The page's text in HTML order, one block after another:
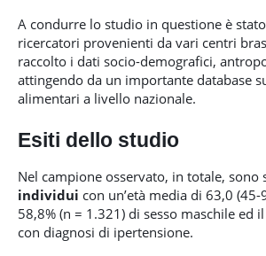
A condurre lo studio in questione è
ricercatori provenienti da vari centri
raccolto i dati socio-demografici,
attingendo da un importante database
alimentari a livello nazionale.
Esiti dello studio
Nel campione osservato, in totale, sono
individui con un’età media di 63,0
58,8% (n = 1.321) di sesso maschile ed
con diagnosi di ipertensione.